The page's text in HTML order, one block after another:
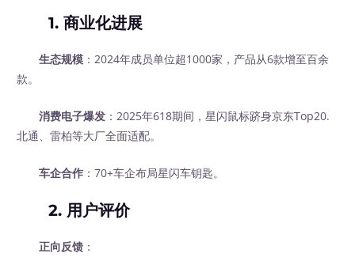
1. 商业化进展
生态规模 ：2024年成员单位超1000家，产品从6款增至百余
款。
消费电子爆发 ：2025年618期间，星闪鼠标跻身京东Top20.
北通、雷柏等大厂全面适配。
车企合作 ：70+车企布局星闪车钥匙。
2. 用户评价
正向反馈 ：